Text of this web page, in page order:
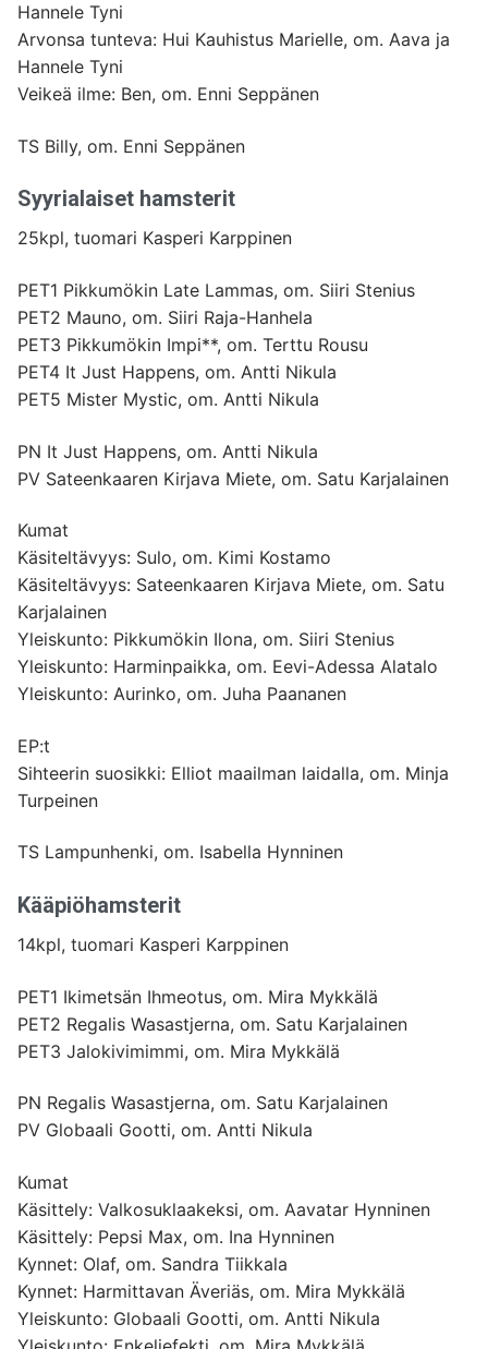
Hannele Tyni
Arvonsa tunteva: Hui Kauhistus Marielle, om. Aava ja
Hannele Tyni
Veikeä ilme: Ben, om. Enni Seppänen
TS Billy, om. Enni Seppänen
Syyrialaiset hamsterit
25kpl, tuomari Kasperi Karppinen
PET1 Pikkumökin Late Lammas, om. Siiri Stenius
PET2 Mauno, om. Siiri Raja-Hanhela
PET3 Pikkumökin Impi**, om. Terttu Rousu
PET4 It Just Happens, om. Antti Nikula
PET5 Mister Mystic, om. Antti Nikula
PN It Just Happens, om. Antti Nikula
PV Sateenkaaren Kirjava Miete, om. Satu Karjalainen
Kumat
Käsiteltävyys: Sulo, om. Kimi Kostamo
Käsiteltävyys: Sateenkaaren Kirjava Miete, om. Satu
Karjalainen
Yleiskunto: Pikkumökin Ilona, om. Siiri Stenius
Yleiskunto: Harminpaikka, om. Eevi-Adessa Alatalo
Yleiskunto: Aurinko, om. Juha Paananen
EP:t
Sihteerin suosikki: Elliot maailman laidalla, om. Minja
Turpeinen
TS Lampunhenki, om. Isabella Hynninen
Kääpiöhamsterit
14kpl, tuomari Kasperi Karppinen
PET1 Ikimetsän Ihmeotus, om. Mira Mykkälä
PET2 Regalis Wasastjerna, om. Satu Karjalainen
PET3 Jalokivimimmi, om. Mira Mykkälä
PN Regalis Wasastjerna, om. Satu Karjalainen
PV Globaali Gootti, om. Antti Nikula
Kumat
Käsittely: Valkosuklaakeksi, om. Aavatar Hynninen
Käsittely: Pepsi Max, om. Ina Hynninen
Kynnet: Olaf, om. Sandra Tiikkala
Kynnet: Harmittavan Äveriäs, om. Mira Mykkälä
Yleiskunto: Globaali Gootti, om. Antti Nikula